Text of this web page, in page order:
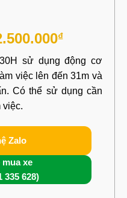
₫
sử dụng động cơ
việc lên đến 31m và
Có thể sử dụng cần
việc.
Zalo
mua xe
335 628)